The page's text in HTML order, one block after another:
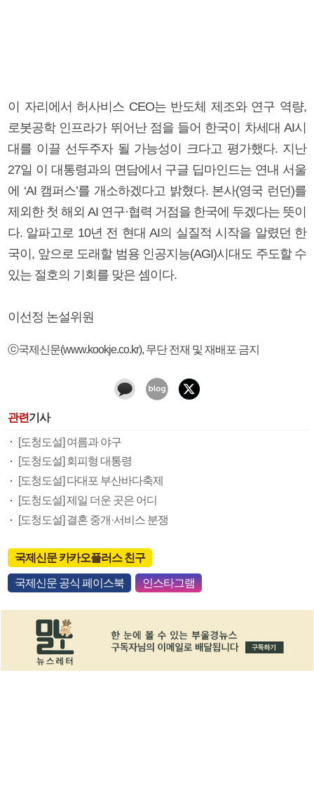
이 자리에서 허사비스 CEO는 반도체 제조와 연구 역량,
로봇공학 인프라가 뛰어난 점을 들어 한국이 차세대 AI시
대를 이끌 선두주자 될 가능성이 크다고 평가했다. 지난
27일 이 대통령과의 면담에서 구글 딥마인드는 연내 서울
에 ‘AI 캠퍼스’를 개소하겠다고 밝혔다. 본사(영국 런던)를
제외한 첫 해외 AI 연구·협력 거점을 한국에 두겠다는 뜻이
다. 알파고로 10년 전 현대 AI의 실질적 시작을 알렸던 한
국이, 앞으로 도래할 범용 인공지능(AGI)시대도 주도할 수
있는 절호의 기회를 맞은 셈이다.
이선정 논설위원
ⓒ국제신문(www.kookje.co.kr), 무단 전재 및 재배포 금지
관련기사
[도청도설] 여름과 야구
[도청도설] 회피형 대통령
[도청도설] 다대포 부산바다축제
[도청도설] 제일 더운 곳은 어디
[도청도설] 결혼 중개·서비스 분쟁
국제신문 카카오플러스 친구
국제신문 공식 페이스북 인스타그램